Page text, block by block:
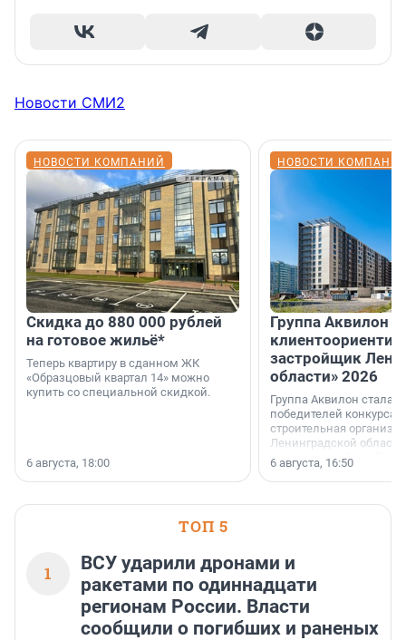
Новости СМИ2
НОВОСТИ КОМПАНИЙ
Скидка до 880 000 рублей
на готовое жильё*
Теперь квартиру в сданном ЖК
«Образцовый квартал 14» можно
купить со специальной скидкой.
6 августа, 18:00
НОВОСТИ
Группа Аквилон
застройщик
области» 2026
Группа Аквилон стала
победителей конкурса
строительная
Ленинградской области
номинации «Самый
застройщик
6 августа, 16:50
ТОП 5
1
ВСУ ударили дронами и
ракетами по одиннадцати
регионам России. Власти
сообщили о погибших и раненых